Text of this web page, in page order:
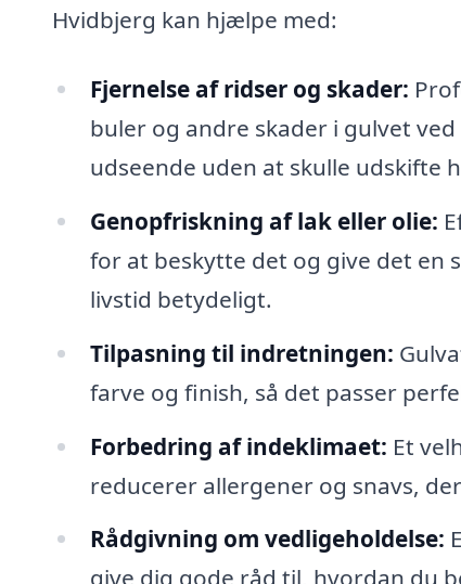
Hvidbjerg kan hjælpe med:
Fjernelse af ridser og skader:
buler og andre skader i gulvet
udseende uden at skulle udskifte
Genopfriskning af lak eller olie:
for at beskytte det og give det
livstid betydeligt.
Tilpasning til indretningen:
farve og finish, så det passer
Forbedring af indeklimaet: Et
reducerer allergener og snavs,
Rådgivning om vedligeholdelse: